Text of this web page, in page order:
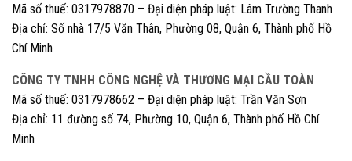
Mã số thuế: 0317978870 – Đại diện pháp luật: Lâm Trường Thanh
Địa chỉ: Số nhà 17/5 Văn Thân, Phường 08, Quận 6, Thành phố Hồ
Chí Minh
CÔNG TY TNHH CÔNG NGHỆ VÀ THƯƠNG MẠI CẦU TOÀN
Mã số thuế: 0317978662 – Đại diện pháp luật: Trần Văn Sơn
Địa chỉ: 11 đường số 74, Phường 10, Quận 6, Thành phố Hồ Chí
Minh